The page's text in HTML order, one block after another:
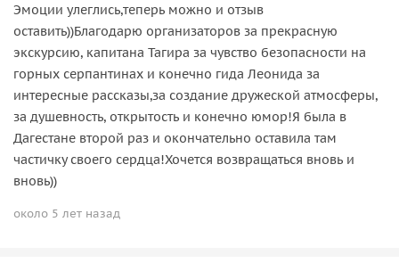
Эмоции улеглись,теперь можно и отзыв
оставить))Благодарю организаторов за прекрасную
экскурсию, капитана Тагира за чувство безопасности на
горных серпантинах и конечно гида Леонида за
интересные рассказы,за создание дружеской атмосферы,
за душевность, открытость и конечно юмор!Я была в
Дагестане второй раз и окончательно оставила там
частичку своего сердца!Хочется возвращаться вновь и
вновь))
около 5 лет назад